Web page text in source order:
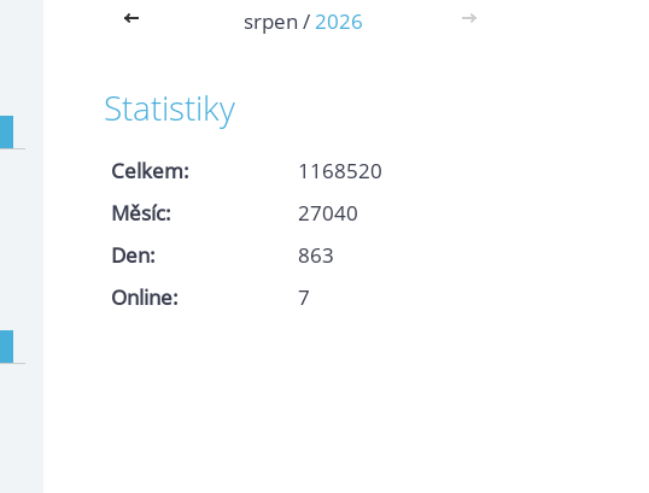
<< srpen /2026 >>
Statistiky
Online: 7
Celkem:
1168520
Měsíc:
27040
Den:
863